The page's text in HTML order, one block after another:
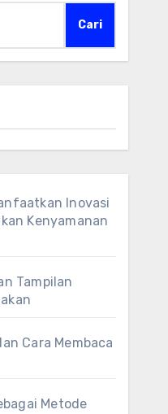
Cari
Inovasi
Kenyamanan
Tampilan
Cara Membaca
Metode